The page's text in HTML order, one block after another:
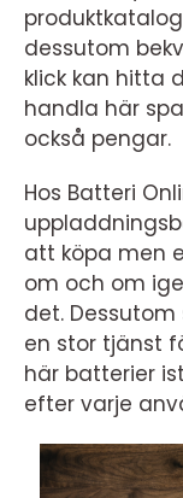
dessutom
klick kan hitta
handla här
också pengar.
Hos Batteri
att köpa men
om och om
det.
en stor tjänst
här batterier
efter varje